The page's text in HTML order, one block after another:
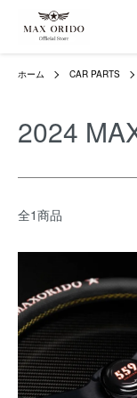
ホーム CAR PARTS
2024
全1商品